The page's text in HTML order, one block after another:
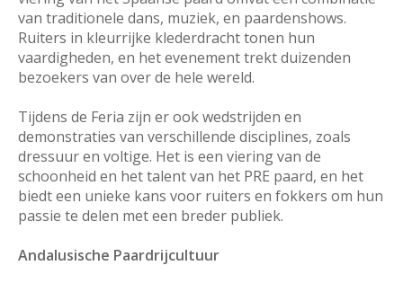
van traditionele dans, muziek, en paardenshows.
Ruiters in kleurrijke klederdracht tonen hun
vaardigheden, en het evenement trekt duizenden
bezoekers van over de hele wereld.
Tijdens de Feria zijn er ook wedstrijden en
demonstraties van verschillende disciplines, zoals
dressuur en voltige. Het is een viering van de
schoonheid en het talent van het PRE paard, en het
biedt een unieke kans voor ruiters en fokkers om hun
passie te delen met een breder publiek.
Andalusische Paardrijcultuur